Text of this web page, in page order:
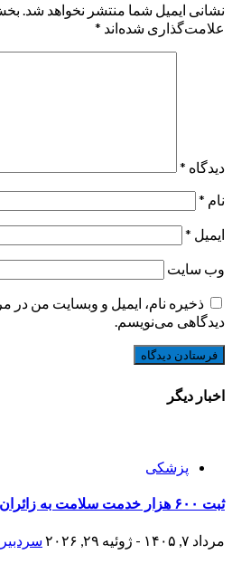
نشانی ایمیل شما منتشر نخواهد شد.
علامت‌گذاری شده‌اند *
دیدگاه *
نام *
ایمیل *
وب‌ سایت
ذخیره نام، ایمیل و وبسایت من در
دیدگاهی می‌نویسم.
اخبار دیگر
پزشکی
ثبت ۶۰۰ هزار خدمت سلامت به زائران اربعین
مرداد ۷, ۱۴۰۵ - ژوئیه ۲۹, ۲۰۲۶ سردبیر